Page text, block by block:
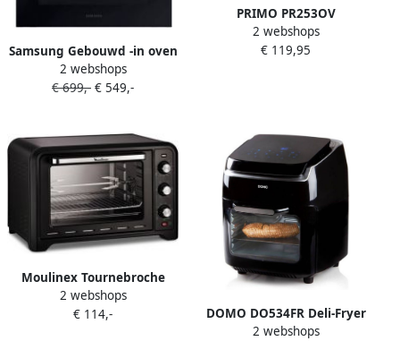
Samsung Gebouwd -in oven
enkele multifunctionele
ventilator Pyrolyse
2 webshops
€ 699,- € 549,-
PRIMO PR253OV
Vrijstaande Oven
Grillfunctie Kleine Oven 42L
2 webshops
€ 119,95
Moulinex Tournebroche
Optimo OX485810 |
Heteluchtovens |
2 webshops
€ 114,-
DOMO DO534FR Deli-Fryer
Oven 10L Multifunctionele
2 webshops